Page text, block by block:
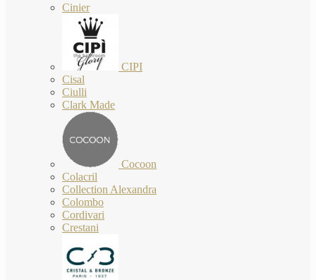
Cinier
CIPI
Cisal
Ciulli
Clark Made
Cocoon
Colacril
Collection Alexandra
Colombo
Cordivari
Crestani